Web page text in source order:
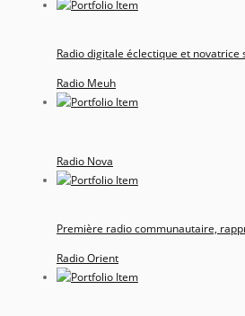
Radio digitale éclectique et novatrice
Radio Meuh
Radio Nova
Première radio communautaire,
Radio Orient